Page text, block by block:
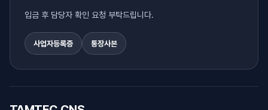
입금 후 담당자 확인 요청 부탁드립니다.
사업자등록증 통장사본